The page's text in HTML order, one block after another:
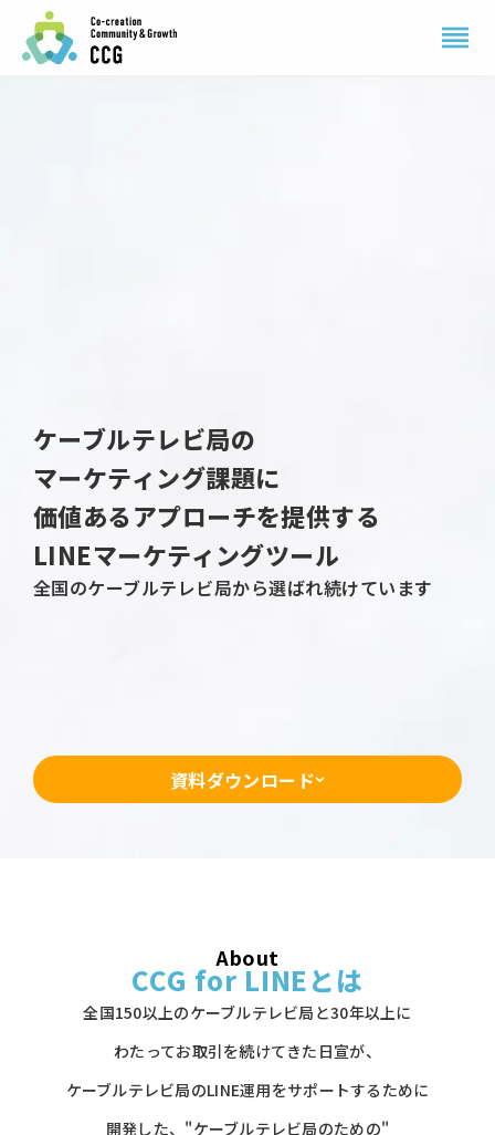
reorder
ケーブルテレビ局の
マーケティング課題に
価値あるアプローチを提供する
LINEマーケティングツール
全国のケーブルテレビ局から選ばれ続けています
資料ダウンロード
About
CCG for LINEとは
全国150以上のケーブルテレビ局と30年以上に
わたってお取引を続けてきた日宣が、
ケーブルテレビ局のLINE運用をサポートするために
開発した、"ケーブルテレビ局のための"